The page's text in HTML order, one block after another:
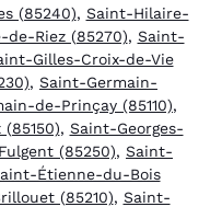
(85240), Saint-Hilaire-
Riez (85270), Saint-
Gilles-Croix-de-Vie
, Saint-Germain-
de-Prinçay (85110),
, Saint-Georges-
(85250), Saint-
Étienne-du-Bois
(85210), Saint-